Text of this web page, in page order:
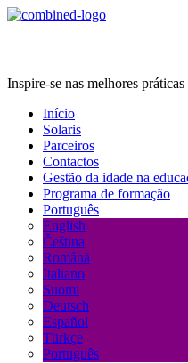
Inspire-se nas melhores
Início
Solaris
Parceiros
Contactos
Gestão da idade na
Programa de formação
Português
English
Čeština
Română
Italiano
Suomi
Deutsch
Español
Türkçe
Português